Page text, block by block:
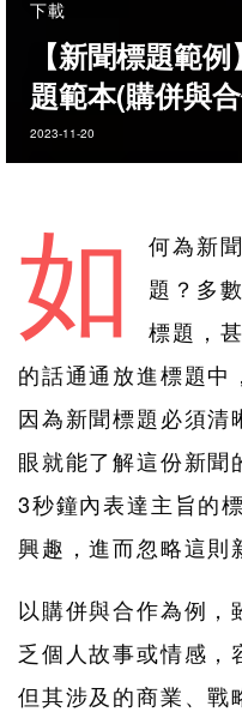
下載
【新聞標題範
題範本(購併與
2023-11-20
如
何為新
題？多
標題，
的話通通放進標題中
因為新聞標題必須清
眼就能了解這份新聞
3秒鐘內表達主旨的
興趣，進而忽略這則
以購併與合作為例，
乏個人故事或情感，
但其涉及的商業、戰